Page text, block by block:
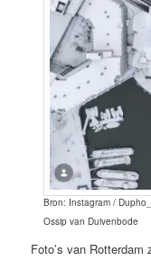
Bron: Instagram /
Ossip van Duivenbode
Foto’s van